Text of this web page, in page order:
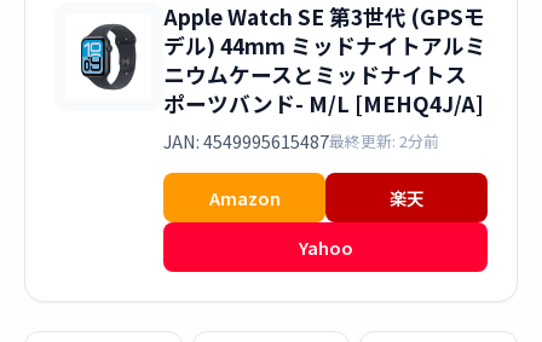
Apple Watch SE 第3世代 (GPSモ
デル) 44mm ミッドナイトアルミ
ニウムケースとミッドナイトス
ポーツバンド- M/L [MEHQ4J/A]
JAN: 4549995615487最終更新: 2分前
Amazon
楽天
Yahoo